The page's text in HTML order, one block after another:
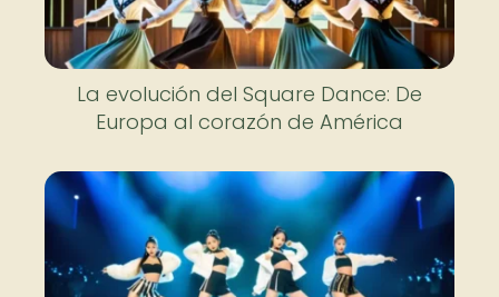
La evolución del Square Dance: De
Europa al corazón de América